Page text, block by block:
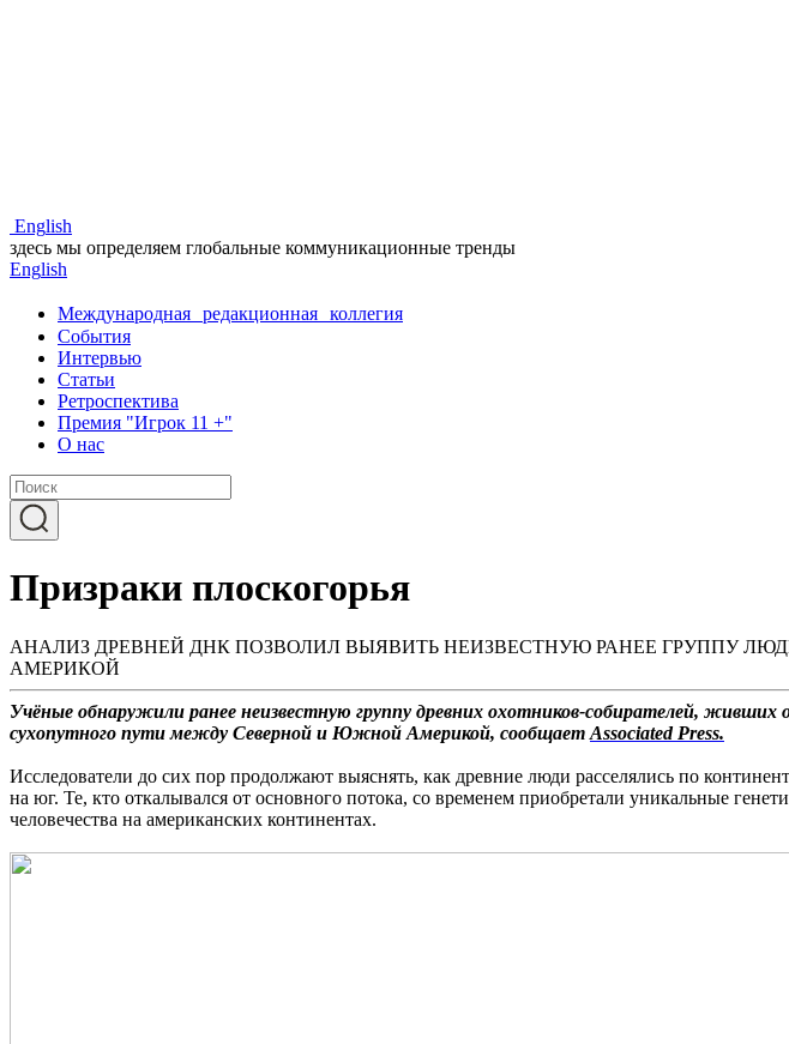
English
здесь мы определяем глобальные коммуникационные тренды
English
Международная редакционная коллегия
События
Интервью
Статьи
Ретроспектива
Премия "Игрок 11 +"
О нас
Призраки плоскогорья
АНАЛИЗ ДРЕВНЕЙ ДНК ПОЗВОЛИЛ ВЫЯВИТЬ НЕИЗВЕСТНУЮ РАНЕЕ ГРУППУ
АМЕРИКОЙ
Учёные обнаружили ранее неизвестную группу древних охотников-собирателей,
сухопутного пути между Северной и Южной Америкой, сообщает Associated Press.
Исследователи до сих пор продолжают выяснять, как древние люди расселялись по
на юг. Те, кто откалывался от основного потока, со временем приобретали уникальные
человечества на американских континентах.